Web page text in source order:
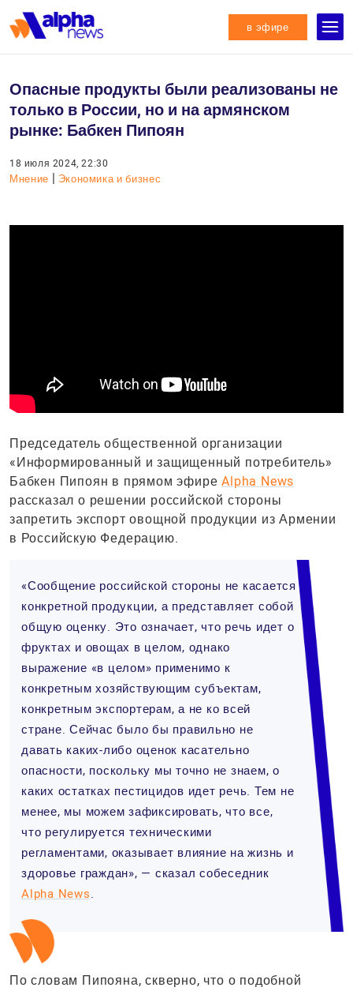
в эфире
Опасные продукты были реализованы не
только в России, но и на армянском
рынке: Бабкен Пипоян
18 июля 2024, 22:30
Мнение | Экономика и бизнес
Председатель общественной организации
«Информированный и защищенный потребитель»
Бабкен Пипоян в прямом эфиреAlpha News
рассказал о решении российской стороны
запретить экспорт овощной продукции из Армении
в Российскую Федерацию.
«Сообщение российской стороны не касается
конкретной продукции, а представляет собой
общую оценку. Это означает, что речь идет о
фруктах и овощах в целом, однако
выражение «в целом» применимо к
конкретным хозяйствующим субъектам,
конкретным экспортерам, а не ко всей
стране. Сейчас было бы правильно не
давать каких-либо оценок касательно
опасности, поскольку мы точно не знаем, о
каких остатках пестицидов идет речь. Тем не
менее, мы можем зафиксировать, что все,
что регулируется техническими
регламентами, оказывает влияние на жизнь и
здоровье граждан», — сказал собеседник
Alpha News.
По словам Пипояна, скверно, что о подобной